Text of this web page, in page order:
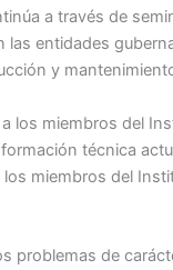
a través de
las entidades
y
los miembros del
técnica
miembros del
problemas de